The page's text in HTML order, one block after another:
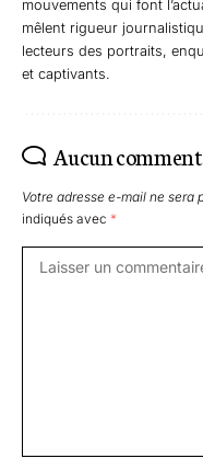
mouvements qui font
mêlent rigueur
lecteurs des portraits,
et captivants.
Aucun
Votre adresse e-mail ne sera
indiqués avec *